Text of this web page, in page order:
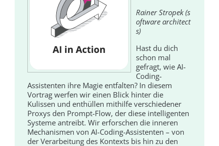
Rainer Stropek (s
oftware architect
s)
Hast du dich
schon mal
gefragt, wie AI-
Coding-
Assistenten ihre Magie entfalten? In diesem
Vortrag werfen wir einen Blick hinter die
Kulissen und enthüllen mithilfe verschiedener
Proxys den Prompt-Flow, der diese intelligenten
Systeme antreibt. Wir erforschen die inneren
Mechanismen von AI-Coding-Assistenten – von
der Verarbeitung des Kontexts bis hin zu den